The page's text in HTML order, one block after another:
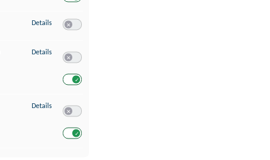
Details zu Messung der Performance von Inhalten
Details zu Analyse von Zielgruppen durch Statistiken oder Kombinationen von
Details zu Entwicklung und Verbesserung der Angebote